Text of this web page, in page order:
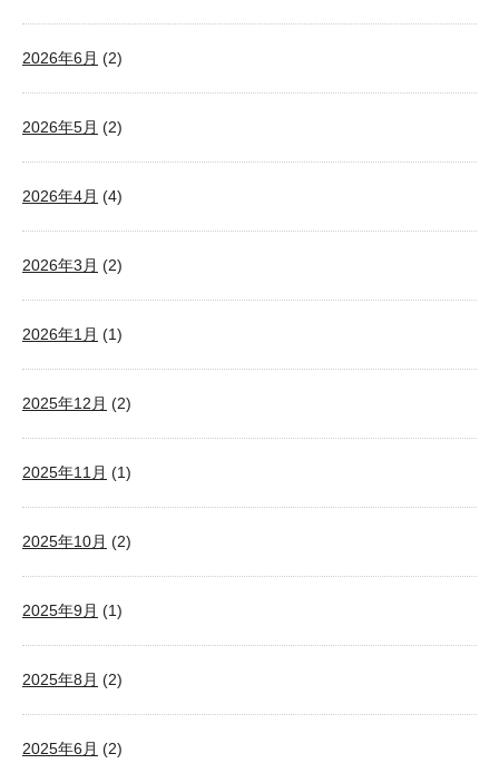
2026年6月 (2)
2026年5月 (2)
2026年4月 (4)
2026年3月 (2)
2026年1月 (1)
2025年12月 (2)
2025年11月 (1)
2025年10月 (2)
2025年9月 (1)
2025年8月 (2)
2025年6月 (2)